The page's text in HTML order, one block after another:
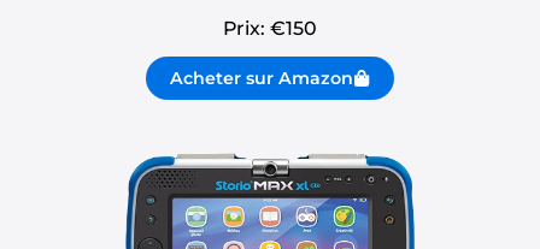
Prix: €150
Acheter sur Amazon